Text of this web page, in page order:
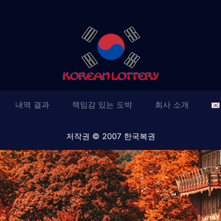
내역 결과 책임감 있는 도박 회사 소개
저작권 © 2007 한국복권